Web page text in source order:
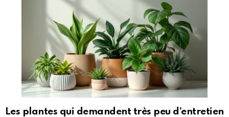
Les plantes qui demandent très peu d’entretien